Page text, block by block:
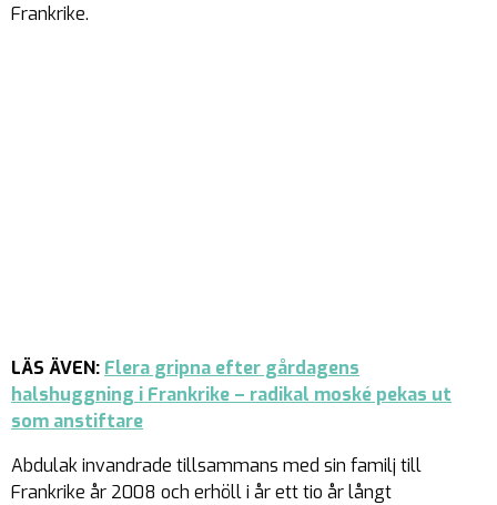
Frankrike.
LÄS ÄVEN: Flera gripna efter gårdagens
halshuggning i Frankrike – radikal moské pekas ut
som anstiftare
Abdulak invandrade tillsammans med sin familj till
Frankrike år 2008 och erhöll i år ett tio år långt